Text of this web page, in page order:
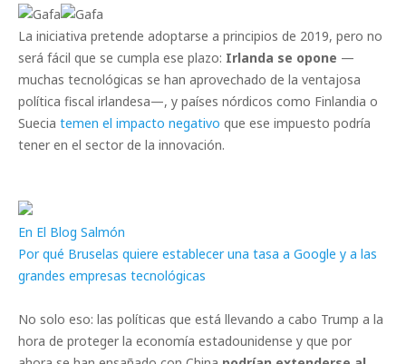
La iniciativa pretende adoptarse a principios de 2019, pero no
será fácil que se cumpla ese plazo: Irlanda se opone —
muchas tecnológicas se han aprovechado de la ventajosa
política fiscal irlandesa—, y países nórdicos como Finlandia o
Suecia temen el impacto negativo que ese impuesto podría
tener en el sector de la innovación.
En El Blog Salmón
Por qué Bruselas quiere establecer una tasa a Google y a las
grandes empresas tecnológicas
No solo eso: las políticas que está llevando a cabo Trump a la
hora de proteger la economía estadounidense y que por